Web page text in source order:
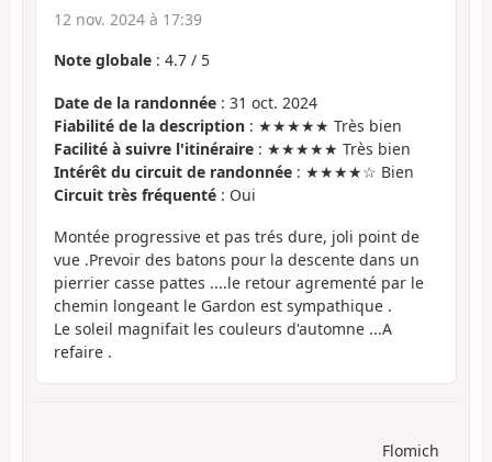
12 nov. 2024 à 17:39
Note globale : 4.7 / 5
Date de la randonnée : 31 oct. 2024
Fiabilité de la description : ★★★★★ Très bien
Facilité à suivre l'itinéraire : ★★★★★ Très bien
Intérêt du circuit de randonnée : ★★★★☆ Bien
Circuit très fréquenté : Oui
Montée progressive et pas trés dure, joli point de
vue .Prevoir des batons pour la descente dans un
pierrier casse pattes ....le retour agrementé par le
chemin longeant le Gardon est sympathique .
Le soleil magnifait les couleurs d'automne ...A
refaire .
Flomich